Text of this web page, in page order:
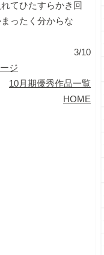
てひたすらかき回
ったく分からな
3/10
ジ
10月期優秀作品一覧
HOME